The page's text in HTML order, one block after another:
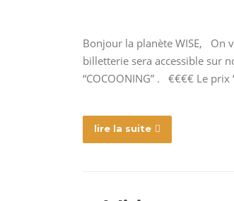
Bonjour la planète WISE, On
billetterie sera accessible sur
“COCOONING” . €€€€ Le
lire la suite